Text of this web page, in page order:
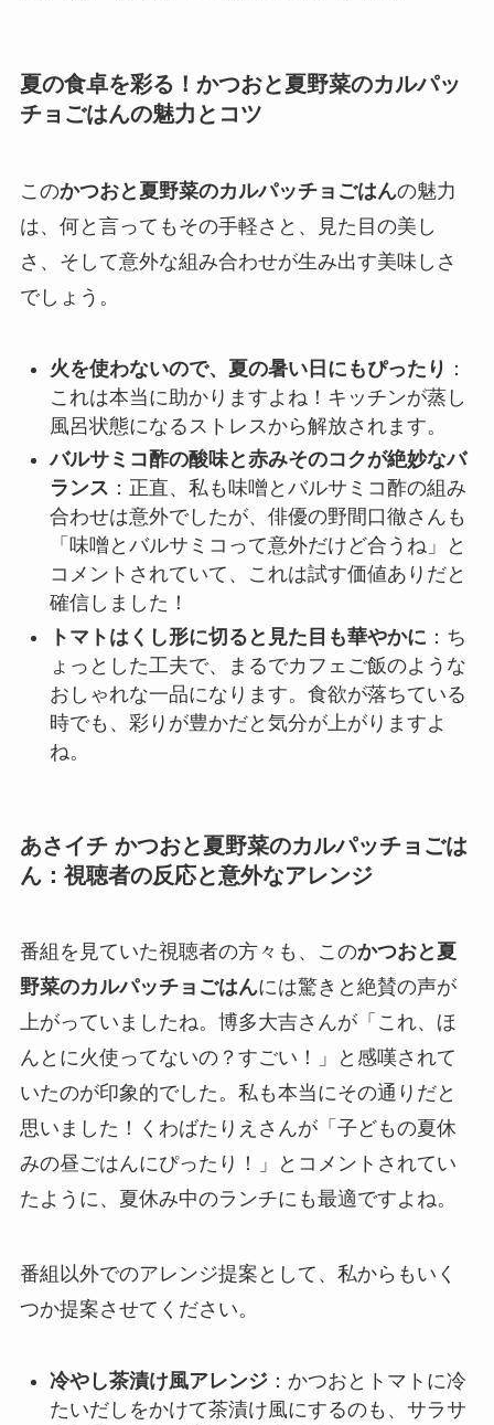
夏の食卓を彩る！かつおと夏野菜のカルパッ
チョごはんの魅力とコツ
このかつおと夏野菜のカルパッチョごはんの魅力
は、何と言ってもその手軽さと、見た目の美し
さ、そして意外な組み合わせが生み出す美味しさ
でしょう。
火を使わないので、夏の暑い日にもぴったり ：
これは本当に助かりますよね！キッチンが蒸し
風呂状態になるストレスから解放されます。
バルサミコ酢の酸味と赤みそのコクが絶妙なバ
ランス ：正直、私も味噌とバルサミコ酢の組み
合わせは意外でしたが、俳優の野間口徹さんも
「味噌とバルサミコって意外だけど合うね」と
コメントされていて、これは試す価値ありだと
確信しました！
トマトはくし形に切ると見た目も華やかに ：ち
ょっとした工夫で、まるでカフェご飯のような
おしゃれな一品になります。食欲が落ちている
時でも、彩りが豊かだと気分が上がりますよ
ね。
あさイチ かつおと夏野菜のカルパッチョごは
ん：視聴者の反応と意外なアレンジ
番組を見ていた視聴者の方々も、このかつおと夏
野菜のカルパッチョごはんには驚きと絶賛の声が
上がっていましたね。博多大吉さんが「これ、ほ
んとに火使ってないの？すごい！」と感嘆されて
いたのが印象的でした。私も本当にその通りだと
思いました！くわばたりえさんが「子どもの夏休
みの昼ごはんにぴったり！」とコメントされてい
たように、夏休み中のランチにも最適ですよね。
番組以外でのアレンジ提案として、私からもいく
つか提案させてください。
冷やし茶漬け風アレンジ：かつおとトマトに冷
たいだしをかけて茶漬け風にするのも、サラサ